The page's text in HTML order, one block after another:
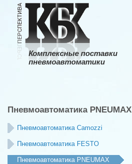
Комплексные поставки
пневмоавтоматики
Пневмоавтоматика PNEUMAX
Пневмоавтоматика Camozzi
Пневмоавтоматика FESTO
Пневмоавтоматика PNEUMAX